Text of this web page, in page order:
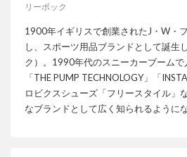
リーボック
1900年イギリスで創業されたJ・W・
し、スポーツ用品ブランドとして誕生
ク）。1990年代のスニーカーブームで
「THE PUMP TECHNOLOGY」「
ロビクスシューズ「フリースタイル」
なブランドとして広く知られるように